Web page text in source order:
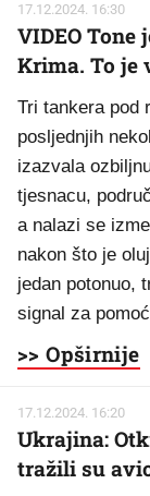
17.12.2024. 16:30
VIDEO
Krima. To je
Tri tankera pod
posljednjih
izazvala
tjesnacu,
a nalazi se
nakon što je
jedan potonuo,
signal za
>> Opširnije
17.12.2024. 16:20
Ukrajina:
tražili su